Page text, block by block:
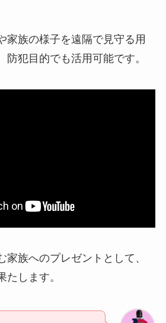
家族の様子を遠隔で見守る用
防犯目的でも活用可能です。
家族へのプレゼントとして、
たします。